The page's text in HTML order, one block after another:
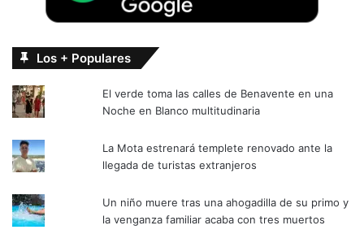
Los + Populares
El verde toma las calles de Benavente en una
Noche en Blanco multitudinaria
La Mota estrenará templete renovado ante la
llegada de turistas extranjeros
Un niño muere tras una ahogadilla de su primo y
la venganza familiar acaba con tres muertos